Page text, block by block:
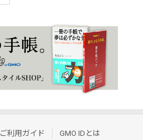
ご利用ガイド
GMO IDとは